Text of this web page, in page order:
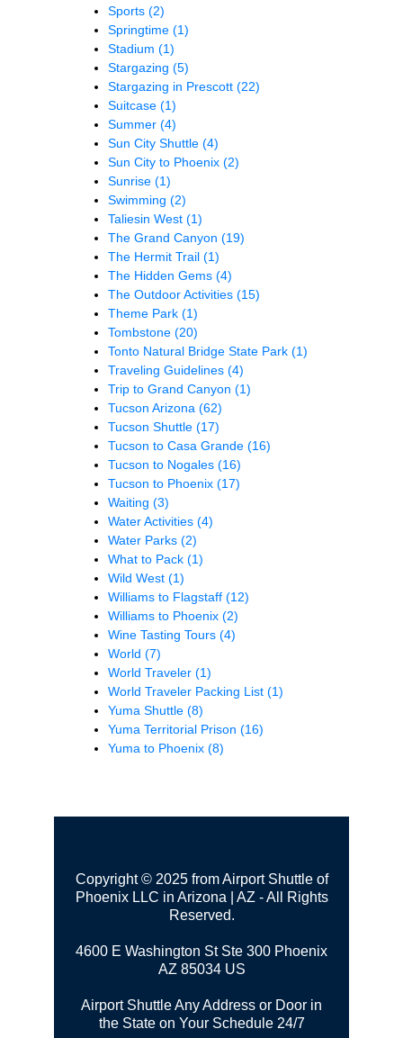
Sports (2)
Springtime (1)
Stadium (1)
Stargazing (5)
Stargazing in Prescott (22)
Suitcase (1)
Summer (4)
Sun City Shuttle (4)
Sun City to Phoenix (2)
Sunrise (1)
Swimming (2)
Taliesin West (1)
The Grand Canyon (19)
The Hermit Trail (1)
The Hidden Gems (4)
The Outdoor Activities (15)
Theme Park (1)
Tombstone (20)
Tonto Natural Bridge State Park (1)
Traveling Guidelines (4)
Trip to Grand Canyon (1)
Tucson Arizona (62)
Tucson Shuttle (17)
Tucson to Casa Grande (16)
Tucson to Nogales (16)
Tucson to Phoenix (17)
Waiting (3)
Water Activities (4)
Water Parks (2)
What to Pack (1)
Wild West (1)
Williams to Flagstaff (12)
Williams to Phoenix (2)
Wine Tasting Tours (4)
World (7)
World Traveler (1)
World Traveler Packing List (1)
Yuma Shuttle (8)
Yuma Territorial Prison (16)
Yuma to Phoenix (8)
Copyright © 2025 from Airport Shuttle of
Phoenix LLC in Arizona | AZ - All Rights
Reserved.
4600 E Washington St Ste 300 Phoenix
AZ 85034 US
Airport Shuttle Any Address or Door in
the State on Your Schedule 24/7